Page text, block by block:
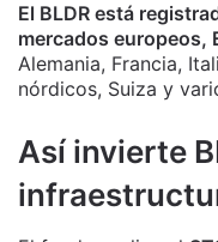
El BLDR está
mercados europeos,
Alemania, Francia,
nórdicos, Suiza y
Así invierte